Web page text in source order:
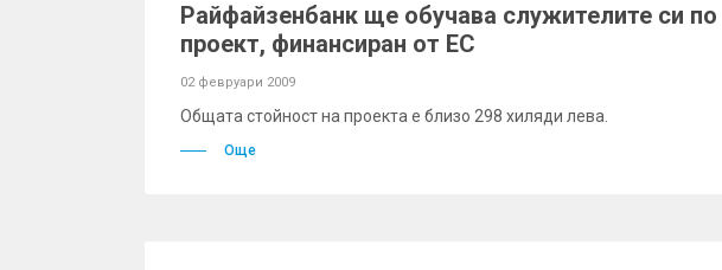
Райфайзенбанк ще обучава служителите си по
проект, финансиран от ЕС
02 февруари 2009
Общата стойност на проекта е близо 298 хиляди лева.
Още